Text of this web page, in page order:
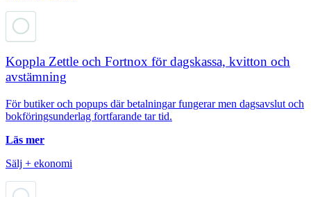
Koppla Zettle och Fortnox för dagskassa, kvitton och
avstämning
För butiker och popups där betalningar fungerar men dagsavslut och
bokföringsunderlag fortfarande tar tid.
Läs mer
Sälj + ekonomi